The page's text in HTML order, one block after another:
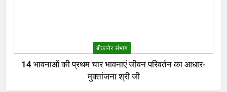
बीकानेर संभाग
14 भावनाओं की प्रथम चार भावनाएं जीवन परिवर्तन का आधार-
मुक्तांजना श्री जी